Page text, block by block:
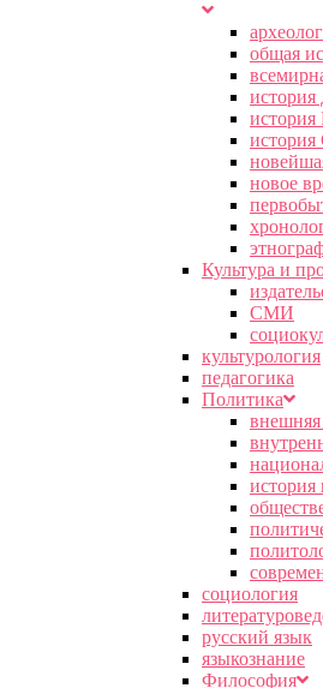
общая
история
история
история
новое
Культура и
СМИ
культурология
педагогика
Политика
история
социология
русский язык
языкознание
Философия